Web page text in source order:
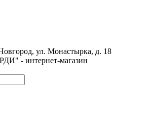
ул. Монастырка, д. 18
- интернет-магазин